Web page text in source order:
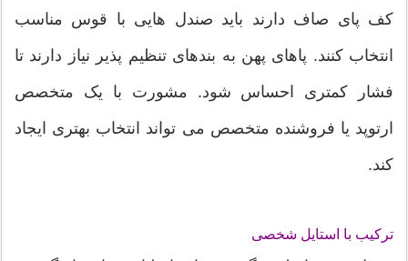
کف پای صاف دارند باید صندل هایی با قوس مناسب
انتخاب کنند. پاهای پهن به بندهای تنظیم پذیر نیاز دارند تا
فشار کمتری احساس شود. مشورت با یک متخصص
ارتوپد یا فروشنده متخصص می تواند انتخاب بهتری ایجاد
کند.
ترکیب با استایل شخصی